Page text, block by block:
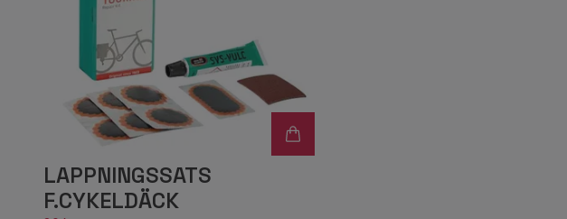
LAPPNINGSSATS
F.CYKELDÄCK